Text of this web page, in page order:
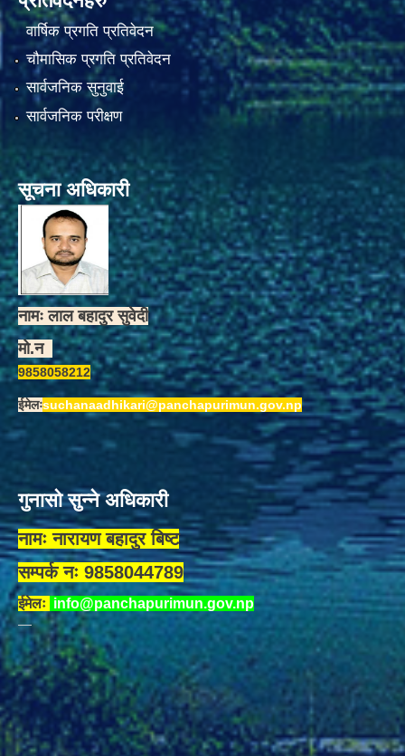
वार्षिक प्रगति प्रतिवेदन
चौमासिक प्रगति प्रतिवेदन
सार्वजनिक सुनुवाई
सार्वजनिक परीक्षण
सूचना अधिकारी
नामः लाल बहादुर सुवेदी
मो.न
9858058212
ईमेलःsuchanaadhikari@panchapurimun.gov.np
गुनासो सुन्ने अधिकारी
नामः नारायण बहादुर बिष्ट
सम्पर्क नः 9858044789
ईमेलः info@panchapurimun.gov.np